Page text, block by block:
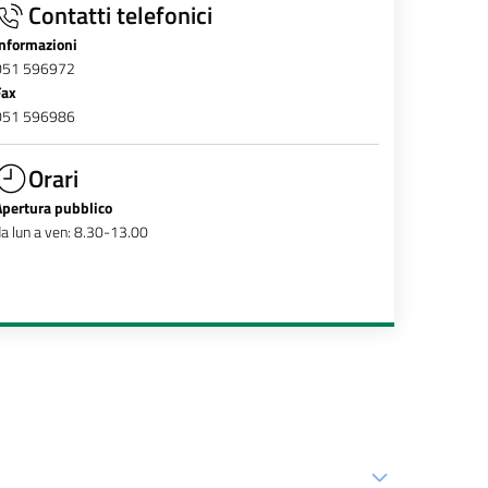
Contatti telefonici
596972
596986
Orari
pubblico
lun a ven: 8.30-13.00